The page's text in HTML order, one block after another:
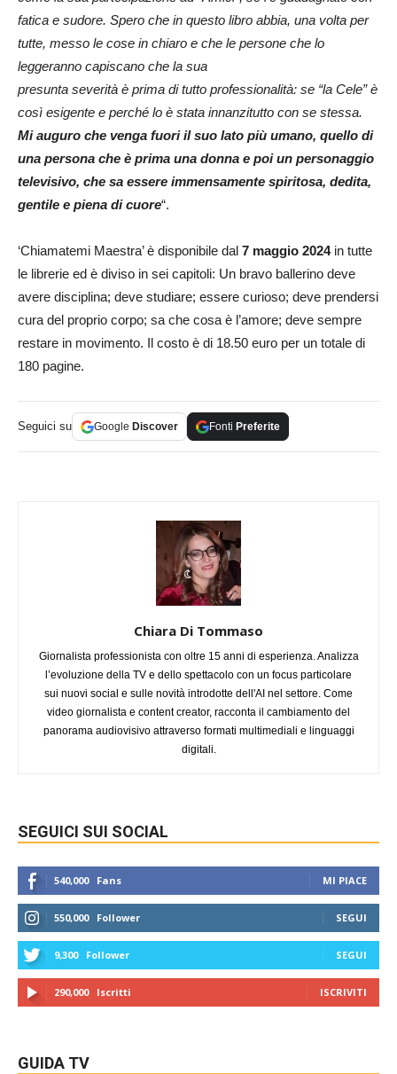
fatica e sudore. Spero che in questo libro abbia, una volta per
tutte, messo le cose in chiaro e che le persone che lo
leggeranno capiscano che la sua
presunta severità è prima di tutto professionalità: se “la Cele” è
così esigente e perché lo è stata innanzitutto con se stessa.
Mi auguro che venga fuori il suo lato più umano, quello di
una persona che è prima una donna e poi un personaggio
televisivo, che sa essere immensamente spiritosa, dedita,
gentile e piena di cuore“.
‘Chiamatemi Maestra’ è disponibile dal 7 maggio 2024in tutte
le librerie ed è diviso in sei capitoli: Un bravo ballerino deve
avere disciplina; deve studiare; essere curioso; deve prendersi
cura del proprio corpo; sa che cosa è l’amore; deve sempre
restare in movimento. Il costo è di 18.50 euro per un totale di
180 pagine.
Seguici su Google Discover Fonti Preferite
Chiara Di Tommaso
Giornalista professionista con oltre 15 anni di esperienza. Analizza
l’evoluzione della TV e dello spettacolo con un focus particolare
sui nuovi social e sulle novità introdotte dell'AI nel settore. Come
video giornalista e content creator, racconta il cambiamento del
panorama audiovisivo attraverso formati multimediali e linguaggi
digitali.
SEGUICI SUI SOCIAL
540,000 Fans MI PIACE
550,000 Follower SEGUI
9,300 Follower SEGUI
290,000 Iscritti ISCRIVITI
GUIDA TV